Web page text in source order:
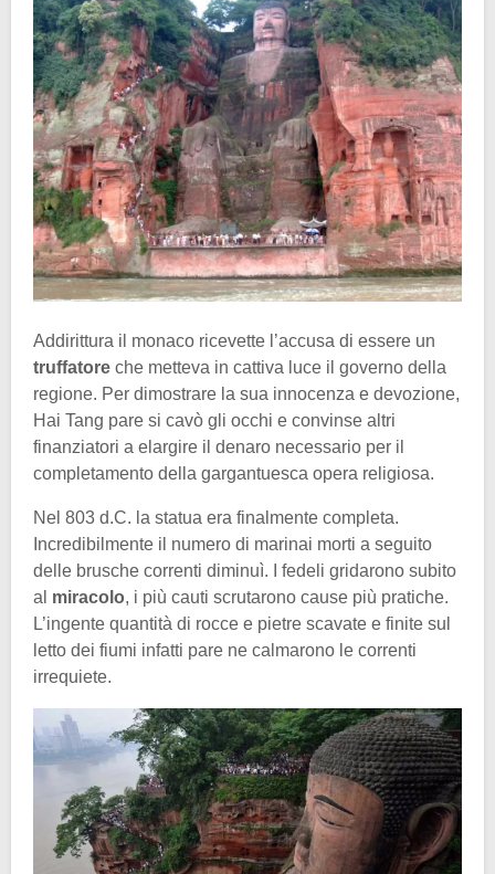
Addirittura il monaco ricevette l’accusa di essere un
truffatore che metteva in cattiva luce il governo della
regione. Per dimostrare la sua innocenza e devozione,
Hai Tang pare si cavò gli occhi e convinse altri
finanziatori a elargire il denaro necessario per il
completamento della gargantuesca opera religiosa.
Nel 803 d.C. la statua era finalmente completa.
Incredibilmente il numero di marinai morti a seguito
delle brusche correnti diminuì. I fedeli gridarono subito
al miracolo, i più cauti scrutarono cause più pratiche.
L’ingente quantità di rocce e pietre scavate e finite sul
letto dei fiumi infatti pare ne calmarono le correnti
irrequiete.